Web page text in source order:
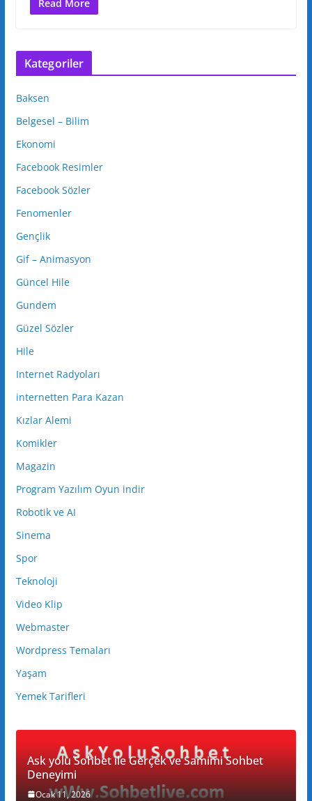
Read More
Kategoriler
Baksen
Belgesel – Bilim
Ekonomi
Facebook Resimler
Facebook Sözler
Fenomenler
Gençlik
Gif – Animasyon
Güncel Hile
Gundem
Güzel Sözler
Hile
Internet Radyoları
internetten Para Kazan
Kızlar Alemi
Komikler
Magazin
Program Yazılım Oyun indir
Robotik ve AI
Sinema
Spor
Teknoloji
Video Klip
Webmaster
Wordpress Temaları
Yaşam
Yemek Tarifleri
Ask yolu Sohbet ile Gerçek ve Samimi Sohbet
Deneyimi
Ocak 11, 2026